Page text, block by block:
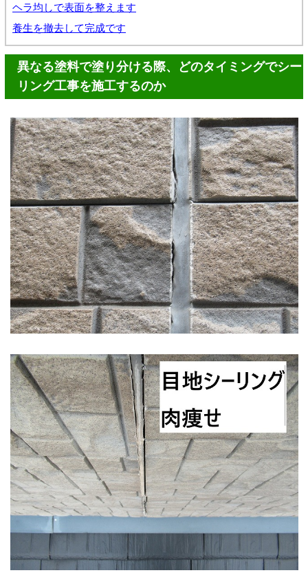
ヘラ均しで表面を整えます
養生を撤去して完成です
異なる塗料で塗り分ける際、どのタイミングでシー
リング工事を施工するのか